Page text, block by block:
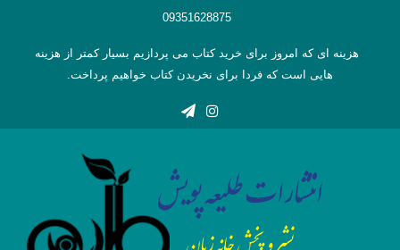
09351628875
هزینه ای که امروز برای خرید کتاب می پردازیم بسیار کمتر از هزینه
هایی است که فردا برای نخریدن کتاب خواهیم پرداخت.